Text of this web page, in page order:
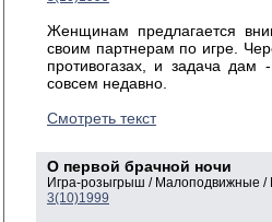
Женщинам предлагается
своим партнерам по игре.
противогазах, и задача дам
совсем недавно.
Смотреть текст
О первой брачной ночи
Игра-розыгрыш / Малоподвижные
3(10)1999